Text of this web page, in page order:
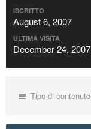
ISCRITTO
August 6, 2007
ULTIMA VISITA
December 24, 2007
Tipo di contenuto